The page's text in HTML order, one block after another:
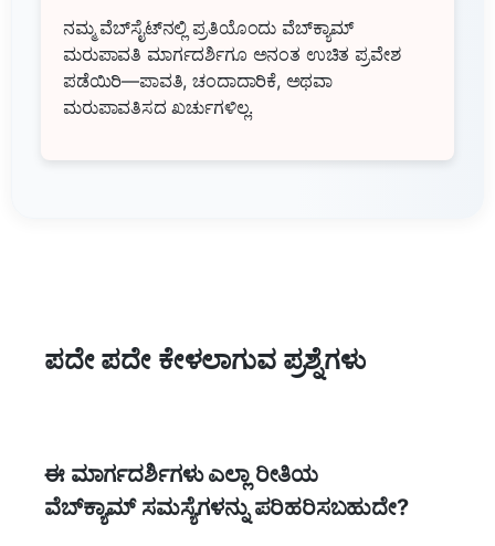
ನಮ್ಮ ವೆಬ್‌ಸೈಟ್‌ನಲ್ಲಿ ಪ್ರತಿಯೊಂದು ವೆಬ್‌ಕ್ಯಾಮ್
ಮರುಪಾವತಿ ಮಾರ್ಗದರ್ಶಿಗೂ ಅನಂತ ಉಚಿತ ಪ್ರವೇಶ
ಪಡೆಯಿರಿ—ಪಾವತಿ, ಚಂದಾದಾರಿಕೆ, ಅಥವಾ
ಮರುಪಾವತಿಸದ ಖರ್ಚುಗಳಿಲ್ಲ.
ಪದೇ ಪದೇ ಕೇಳಲಾಗುವ ಪ್ರಶ್ನೆಗಳು
ಈ ಮಾರ್ಗದರ್ಶಿಗಳು ಎಲ್ಲಾ ರೀತಿಯ
ವೆಬ್‌ಕ್ಯಾಮ್ ಸಮಸ್ಯೆಗಳನ್ನು ಪರಿಹರಿಸಬಹುದೇ?